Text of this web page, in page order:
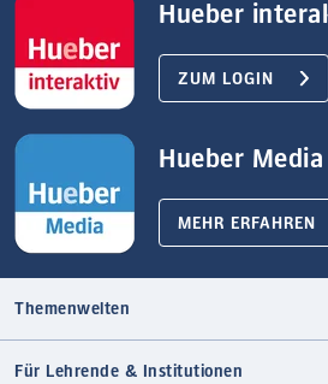
Hueber
ZUM LOGIN
Hueber Media
MEHR ERFAHREN
Themenwelten
Für Lehrende & Institutionen